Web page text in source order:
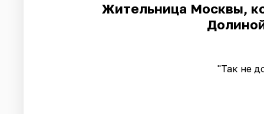
Жительница Москвы,
"Так не